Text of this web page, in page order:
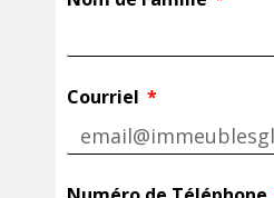
Courriel